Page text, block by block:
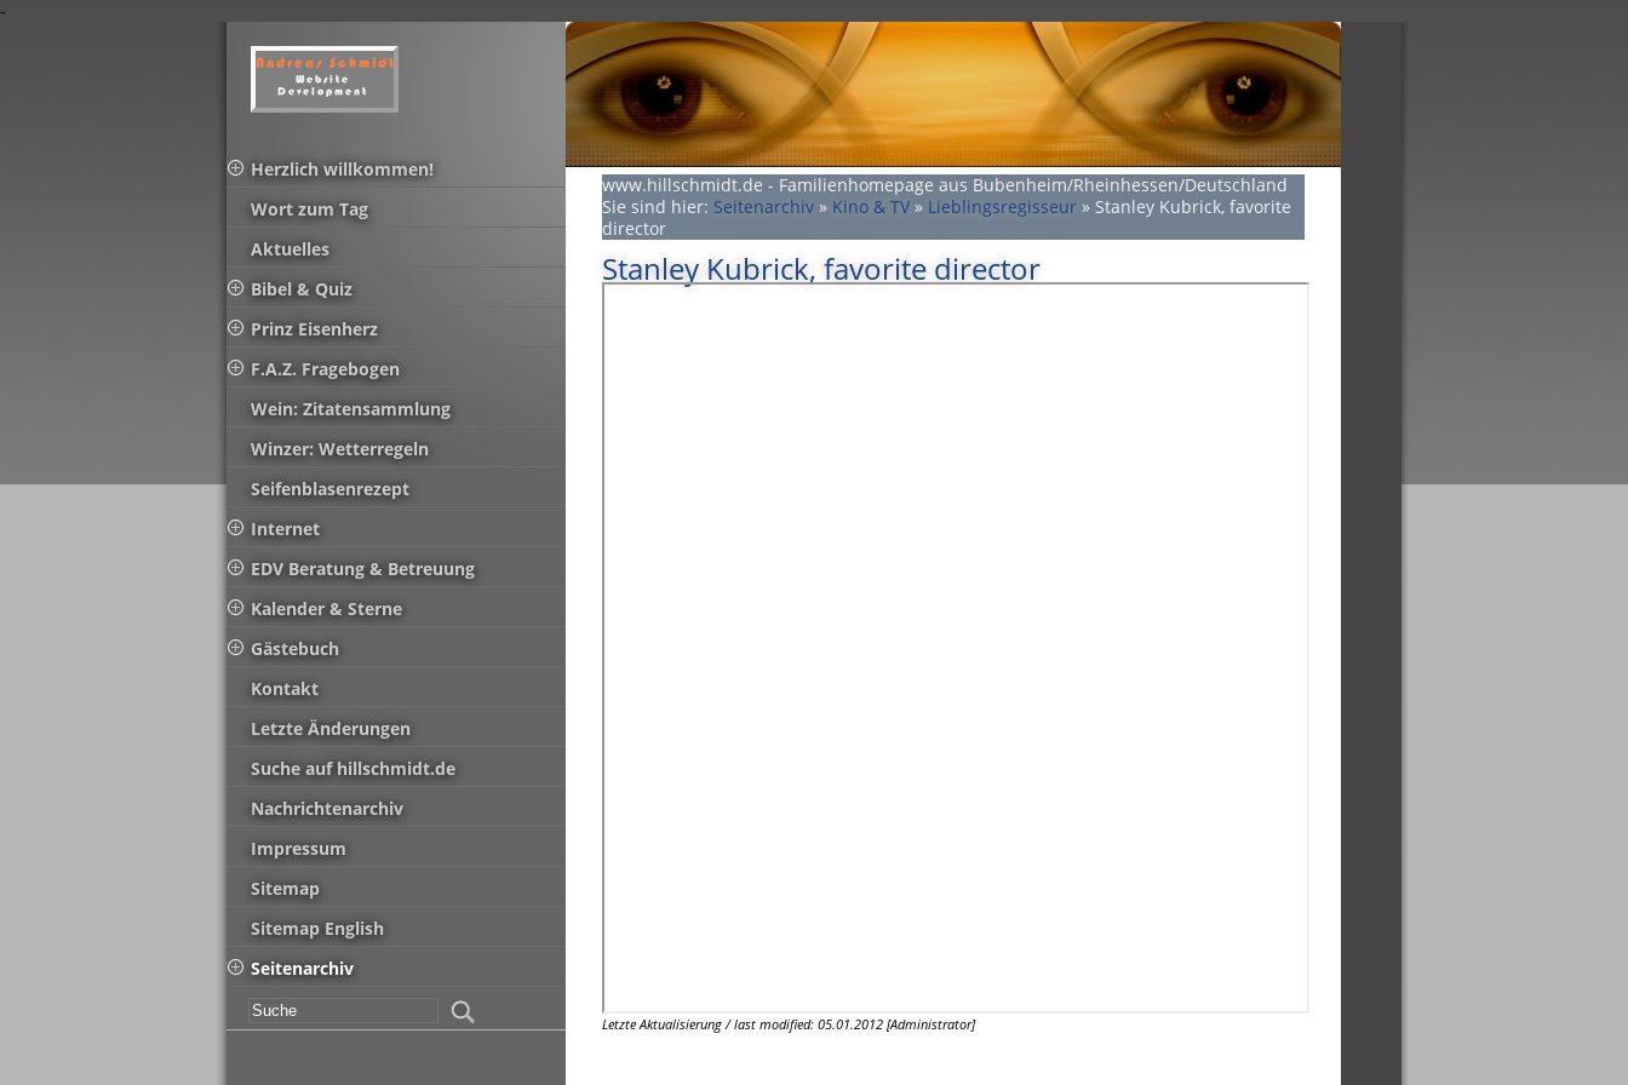
-
Herzlich willkommen!
Wort zum Tag
Aktuelles
Bibel & Quiz
Prinz Eisenherz
F.A.Z. Fragebogen
Wein: Zitatensammlung
Winzer: Wetterregeln
Seifenblasenrezept
Internet
EDV Beratung & Betreuung
Kalender & Sterne
Gästebuch
Kontakt
Letzte Änderungen
Suche auf hillschmidt.de
Nachrichtenarchiv
Impressum
Sitemap
Sitemap English
Seitenarchiv
www.hillschmidt.de - Familienhomepage aus Bubenheim/Rheinhessen/Deutschland
Sie sind hier: Seitenarchiv » Kino & TV » Lieblingsregisseur » Stanley Kubrick, favorite
director
Stanley Kubrick, favorite director
Letzte Aktualisierung / last modified: 05.01.2012 [Administrator]